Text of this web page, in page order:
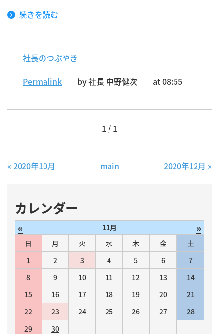
続きを読む
社長のつぶやき
Permalink
by 社長 中野健次 at 08:55
1 / 1
« 2020年10月 main 2020年12月 »
カレンダー
« 11月 »
日 月 火 水 木 金
土
1
2 3 4 5 6
7
8
9 10 11 12 13
14
15
16 17 18 19 20
21
22
23 24 25 26 27
28
29
30